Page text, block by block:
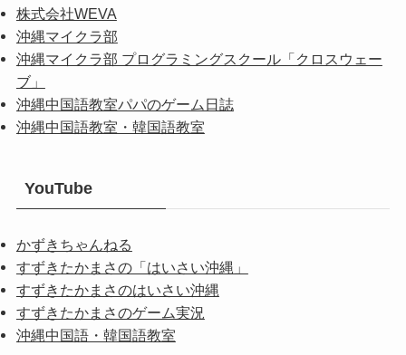
株式会社WEVA
沖縄マイクラ部
沖縄マイクラ部 プログラミングスクール「クロスウェー
ブ」
沖縄中国語教室パパのゲーム日誌
沖縄中国語教室・韓国語教室
YouTube
かずきちゃんねる
すずきたかまさの「はいさい沖縄」
すずきたかまさのはいさい沖縄
すずきたかまさのゲーム実況
沖縄中国語・韓国語教室